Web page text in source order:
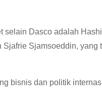
selain Dasco adalah
Sjamsoeddin,
bisnis dan politik